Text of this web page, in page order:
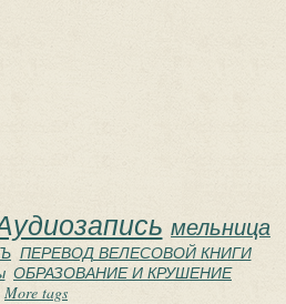
мельница
ПЕРЕВОД ВЕЛЕСОВОЙ КНИГИ
ОБРАЗОВАНИЕ И КРУШЕНИЕ
More tags